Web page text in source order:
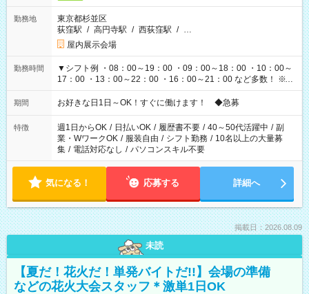
勤務地
東京都杉並区
荻窪駅 / 高円寺駅 / 西荻窪駅 / …
屋内展示会場
勤務時間
▼シフト例 ・08：00～19：00 ・09：00～18：00 ・10：00～
17：00 ・13：00～22：00 ・16：00～21：00 など多数！ ※お
仕事により勤務時間が異なります
期間 お好きな日1日～OK！すぐに働けます！ ◆急募
特徴 週1日からOK / 日払いOK / 履歴書不要 / 40～50代活躍中 / 副
業・WワークOK / 服装自由 / シフト勤務 / 10名以上の大量募
集 / 電話対応なし / パソコンスキル不要
気になる！ 応募する 詳細へ
掲載日：2026.08.09
未読
【夏だ！花火だ！単発バイトだ!!】会場の準備
などの花火大会スタッフ＊激単1日OK